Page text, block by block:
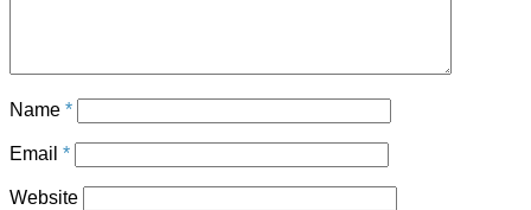
Name *
Email *
Website